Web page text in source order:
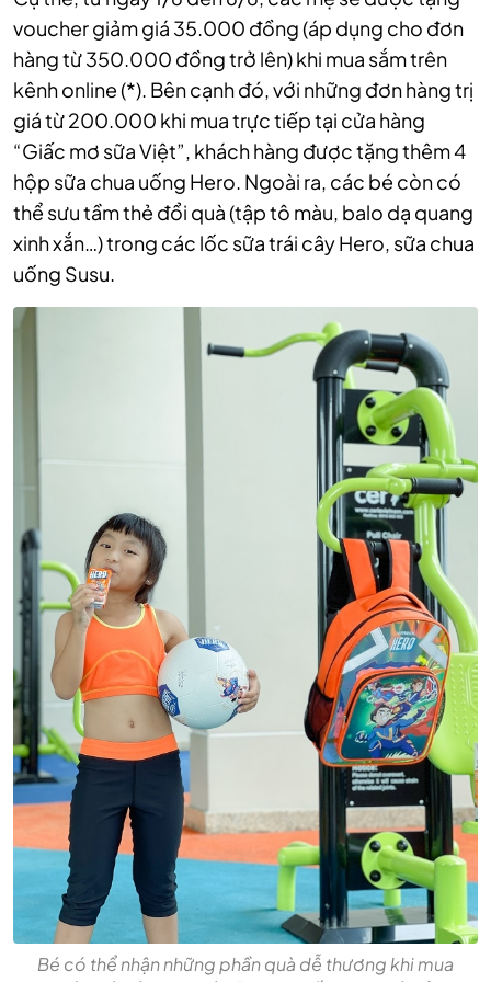
voucher giảm giá 35.000 đồng (áp dụng cho đơn
hàng từ 350.000 đồng trở lên) khi mua sắm trên
kênh online (*). Bên cạnh đó, với những đơn hàng trị
giá từ 200.000 khi mua trực tiếp tại cửa hàng
“Giấc mơ sữa Việt”, khách hàng được tặng thêm 4
hộp sữa chua uống Hero. Ngoài ra, các bé còn có
thể sưu tầm thẻ đổi quà (tập tô màu, balo dạ quang
xinh xắn…) trong các lốc sữa trái cây Hero, sữa chua
uống Susu.
Bé có thể nhận những phần quà dễ thương khi mua